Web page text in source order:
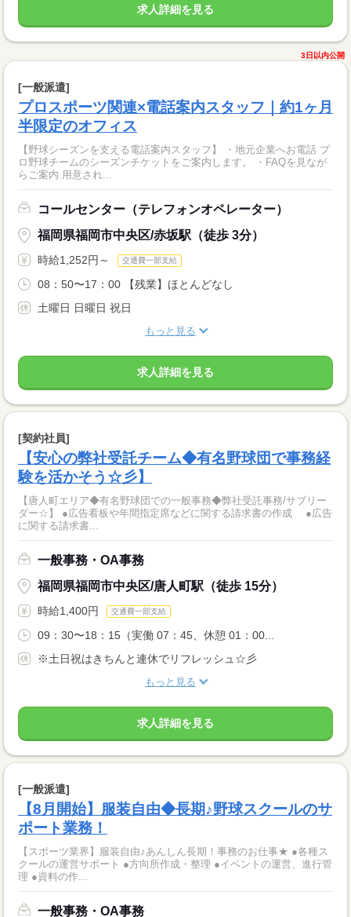
求人詳細を見る
3日以内公開
[一般派遣]
プロスポーツ関連×電話案内スタッフ｜約1ヶ月
半限定のオフィス
【野球シーズンを支える電話案内スタッフ】 ・地元企業へお電話 プ
ロ野球チームのシーズンチケットをご案内します。 ・FAQを見なが
らご案内 用意され...
コールセンター（テレフォンオペレーター）
福岡県福岡市中央区/赤坂駅（徒歩 3分）
時給1,252円～ 交通費一部支給
08：50〜17：00 【残業】ほとんどなし
土曜日 日曜日 祝日
もっと見る
求人詳細を見る
[契約社員]
【安心の弊社受託チーム◆有名野球団で事務経
験を活かそう☆彡】
【唐人町エリア◆有名野球団での一般事務◆弊社受託事務/サブリー
ダー☆】 ●広告看板や年間指定席などに関する請求書の作成 ●広告
に関する請求書...
一般事務・OA事務
福岡県福岡市中央区/唐人町駅（徒歩 15分）
時給1,400円 交通費一部支給
09：30〜18：15（実働 07：45、休憩 01：00...
※土日祝はきちんと連休でリフレッシュ☆彡
もっと見る
求人詳細を見る
[一般派遣]
【8月開始】服装自由◆長期♪野球スクールのサ
ポート業務！
【スポーツ業界】服装自由♪あんしん長期！事務のお仕事★ ●各種ス
クールの運営サポート ●方向所作成・整理 ●イベントの運営、進行管
理 ●資料の作...
一般事務・OA事務